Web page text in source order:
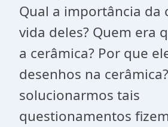
Qual a importância da
vida deles? Quem era
a cerâmica? Por que
desenhos na
solucionarmos tais
questionamentos